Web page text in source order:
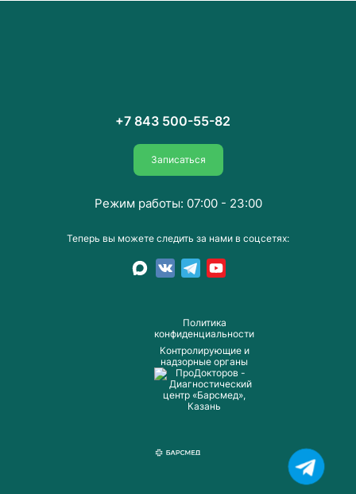
Пoлитика
конфиденциальности
Контролирующие и
надзорные органы
+7 843 500-55-82
Записаться
Теперь вы можете следить за нами в соцсетях:
Режим работы: 07:00 - 23:00